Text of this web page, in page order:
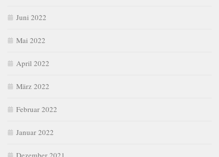
Juni 2022
Mai 2022
April 2022
März 2022
Februar 2022
Januar 2022